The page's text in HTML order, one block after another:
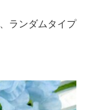
ランダムタイプ